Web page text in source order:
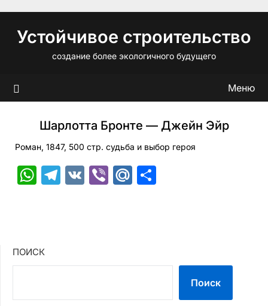
содержимому
Устойчивое строительство
создание более экологичного будущего
Меню
Шарлотта Бронте — Джейн Эйр
Роман, 1847, 500 стр. судьба и выбор героя
WhatsApp
Telegram
VK ViberMail.Ru
ПОИСК
Поиск